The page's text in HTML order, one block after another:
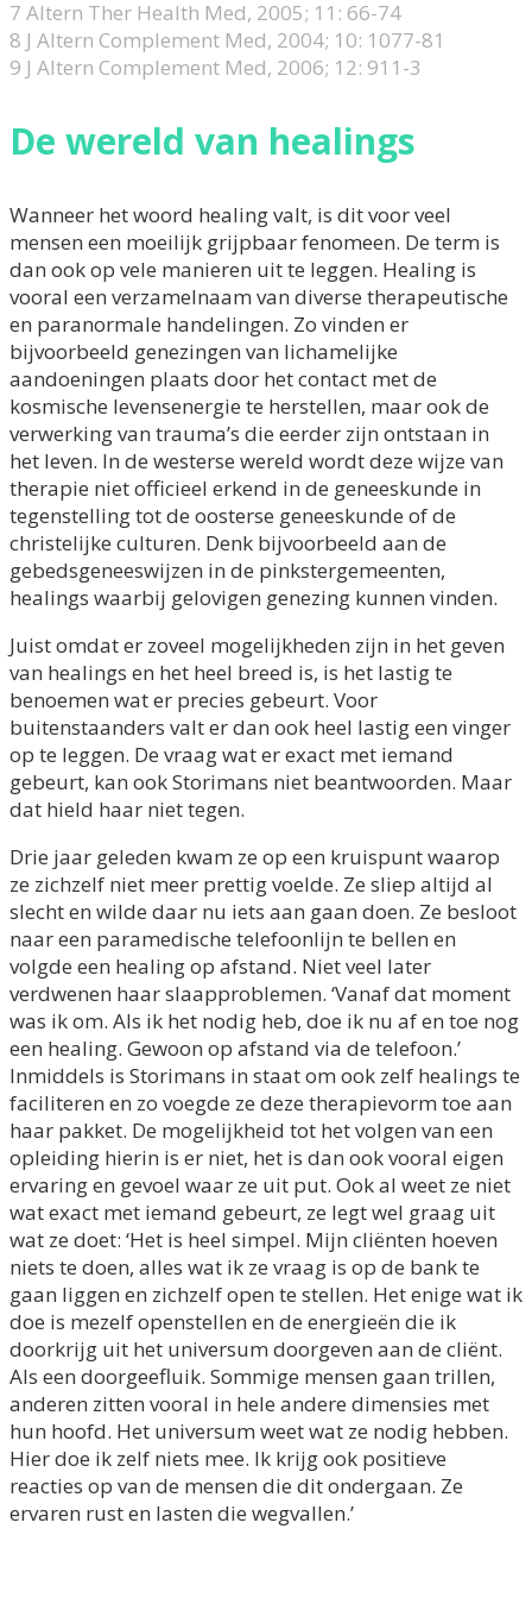
7 Altern Ther Health Med, 2005; 11: 66-74
8 J Altern Complement Med, 2004; 10: 1077-81
9 J Altern Complement Med, 2006; 12: 911-3
De wereld van healings
Wanneer het woord healing valt, is dit voor veel
mensen een moeilijk grijpbaar fenomeen. De term is
dan ook op vele manieren uit te leggen. Healing is
vooral een verzamelnaam van diverse therapeutische
en paranormale handelingen. Zo vinden er
bijvoorbeeld genezingen van lichamelijke
aandoeningen plaats door het contact met de
kosmische levensenergie te herstellen, maar ook de
verwerking van trauma’s die eerder zijn ontstaan in
het leven. In de westerse wereld wordt deze wijze van
therapie niet officieel erkend in de geneeskunde in
tegenstelling tot de oosterse geneeskunde of de
christelijke culturen. Denk bijvoorbeeld aan de
gebedsgeneeswijzen in de pinkstergemeenten,
healings waarbij gelovigen genezing kunnen vinden.
Juist omdat er zoveel mogelijkheden zijn in het geven
van healings en het heel breed is, is het lastig te
benoemen wat er precies gebeurt. Voor
buitenstaanders valt er dan ook heel lastig een vinger
op te leggen. De vraag wat er exact met iemand
gebeurt, kan ook Storimans niet beantwoorden. Maar
dat hield haar niet tegen.
Drie jaar geleden kwam ze op een kruispunt waarop
ze zichzelf niet meer prettig voelde. Ze sliep altijd al
slecht en wilde daar nu iets aan gaan doen. Ze besloot
naar een paramedische telefoonlijn te bellen en
volgde een healing op afstand. Niet veel later
verdwenen haar slaapproblemen. ‘Vanaf dat moment
was ik om. Als ik het nodig heb, doe ik nu af en toe nog
een healing. Gewoon op afstand via de telefoon.’
Inmiddels is Storimans in staat om ook zelf healings te
faciliteren en zo voegde ze deze therapievorm toe aan
haar pakket. De mogelijkheid tot het volgen van een
opleiding hierin is er niet, het is dan ook vooral eigen
ervaring en gevoel waar ze uit put. Ook al weet ze niet
wat exact met iemand gebeurt, ze legt wel graag uit
wat ze doet: ‘Het is heel simpel. Mijn cliënten hoeven
niets te doen, alles wat ik ze vraag is op de bank te
gaan liggen en zichzelf open te stellen. Het enige wat ik
doe is mezelf openstellen en de energieën die ik
doorkrijg uit het universum doorgeven aan de cliënt.
Als een doorgeefluik. Sommige mensen gaan trillen,
anderen zitten vooral in hele andere dimensies met
hun hoofd. Het universum weet wat ze nodig hebben.
Hier doe ik zelf niets mee. Ik krijg ook positieve
reacties op van de mensen die dit ondergaan. Ze
ervaren rust en lasten die wegvallen.’